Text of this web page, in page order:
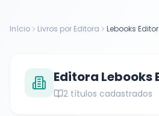
Início Livros por Editora Lebooks
Editora Lebooks
2 títulos cadastrados